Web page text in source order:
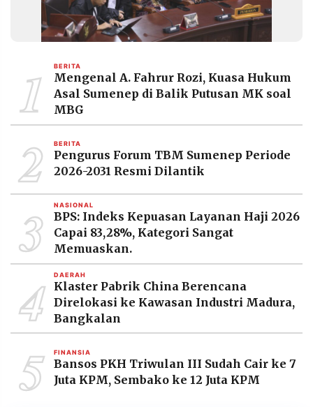
1 BERITA
Mengenal A. Fahrur Rozi, Kuasa Hukum
Asal Sumenep di Balik Putusan MK soal
MBG
2 BERITA
Pengurus Forum TBM Sumenep Periode
2026-2031 Resmi Dilantik
3 NASIONAL
BPS: Indeks Kepuasan Layanan Haji 2026
Capai 83,28%, Kategori Sangat
Memuaskan.
4 DAERAH
Klaster Pabrik China Berencana
Direlokasi ke Kawasan Industri Madura,
Bangkalan
5 FINANSIA
Bansos PKH Triwulan III Sudah Cair ke 7
Juta KPM, Sembako ke 12 Juta KPM